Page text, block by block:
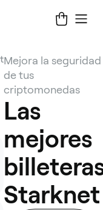
Mejora la seguridad
de tus
criptomonedas
Las
mejores
Starknet